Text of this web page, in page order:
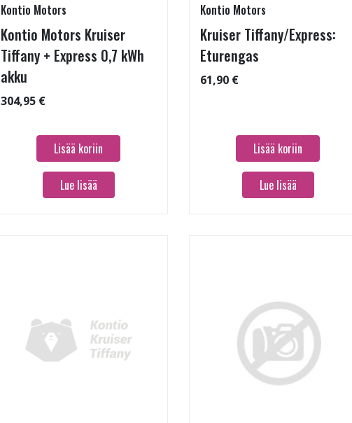
Kontio Motors
Kontio Motors Kruiser
Tiffany + Express 0,7 kWh
akku
304,95 €
Lisää koriin
Lue lisää
Kontio Motors
Kruiser Tiffany/Express:
Eturengas
61,90 €
Lisää koriin
Lue lisää